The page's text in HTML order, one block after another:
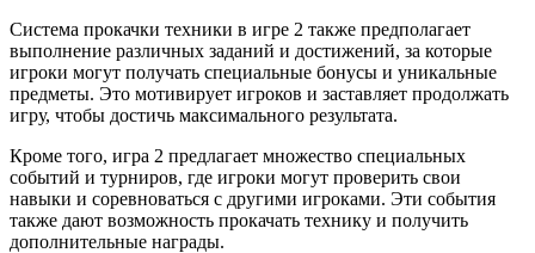
Система прокачки техники в игре 2 также предполагает
выполнение различных заданий и достижений, за которые
игроки могут получать специальные бонусы и уникальные
предметы. Это мотивирует игроков и заставляет продолжать
игру, чтобы достичь максимального результата.
Кроме того, игра 2 предлагает множество специальных
событий и турниров, где игроки могут проверить свои
навыки и соревноваться с другими игроками. Эти события
также дают возможность прокачать технику и получить
дополнительные награды.